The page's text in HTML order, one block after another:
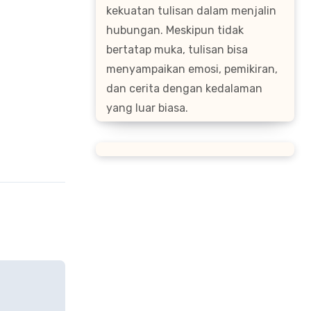
kekuatan tulisan dalam menjalin
hubungan. Meskipun tidak
bertatap muka, tulisan bisa
menyampaikan emosi, pemikiran,
dan cerita dengan kedalaman
yang luar biasa.